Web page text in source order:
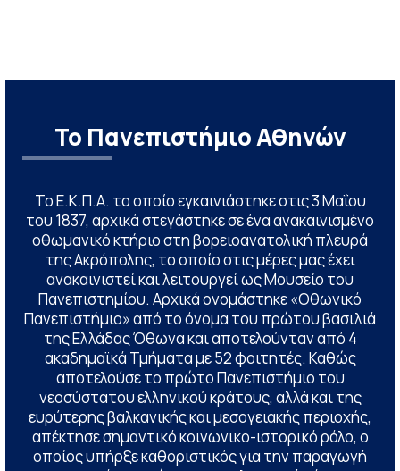
Το Πανεπιστήμιο Αθηνών
Το Ε.Κ.Π.Α. το οποίο εγκαινιάστηκε στις 3 Μαΐου
του 1837, αρχικά στεγάστηκε σε ένα ανακαινισμένο
οθωμανικό κτήριο στη βορειοανατολική πλευρά
της Ακρόπολης, το οποίο στις μέρες μας έχει
ανακαινιστεί και λειτουργεί ως Μουσείο του
Πανεπιστημίου. Αρχικά ονομάστηκε «Οθωνικό
Πανεπιστήμιο» από το όνομα του πρώτου βασιλιά
της Ελλάδας Όθωνα και αποτελούνταν από 4
ακαδημαϊκά Τμήματα με 52 φοιτητές. Καθώς
αποτελούσε το πρώτο Πανεπιστήμιο του
νεοσύστατου ελληνικού κράτους, αλλά και της
ευρύτερης βαλκανικής και μεσογειακής περιοχής,
απέκτησε σημαντικό κοινωνικο-ιστορικό ρόλο, ο
οποίος υπήρξε καθοριστικός για την παραγωγή